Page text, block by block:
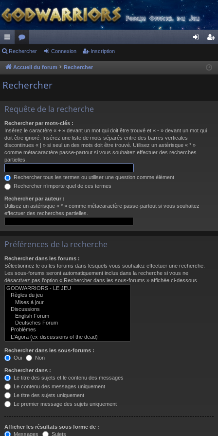
ac
co
ur
s
or
u
m
cri
Rechercher Connexion Inscription
Accueil du forum Rechercher
Rechercher
Requête de la recherche
Rechercher par mots-clés :
Insérez le caractère « + » devant un mot qui doit être trouvé et « - » devant un mot qui
doit être ignoré. Insérez une liste de mots séparés entre des barres verticales
discontinues « | » si seul un des mots doit être trouvé. Utilisez un astérisque « * »
comme métacaractère passe-partout si vous souhaitez effectuer des recherches
partielles.
Rechercher tous les termes ou utiliser une question comme élément
Rechercher n’importe quel de ces termes
Rechercher par auteur :
Utilisez un astérisque « * » comme métacaractère passe-partout si vous souhaitez
effectuer des recherches partielles.
Préférences de la recherche
Rechercher dans les forums :
Sélectionnez le ou les forums dans lesquels vous souhaitez effectuer une recherche.
Les sous-forums seront automatiquement inclus dans la recherche si vous ne
désactivez pas l’option « Rechercher dans les sous-forums » affichée ci-dessous.
Rechercher dans les sous-forums :
Oui
Non
Rechercher dans :
Le titre des sujets et le contenu des messages
Le contenu des messages uniquement
Le titre des sujets uniquement
Le premier message des sujets uniquement
Afficher les résultats sous forme de :
Messages
Sujets